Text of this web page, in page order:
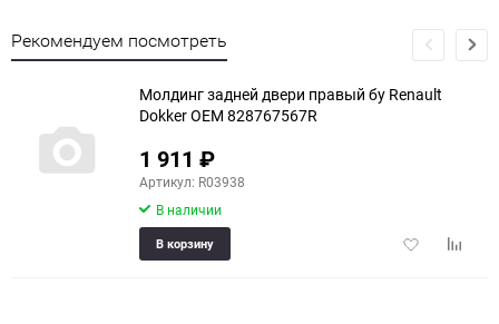
Рекомендуем посмотреть
Молдинг задней двери правый бу Renault
Dokker OEM 828767567R
1 911 ₽
Артикул: R03938
В наличии
Добавить
В корзину